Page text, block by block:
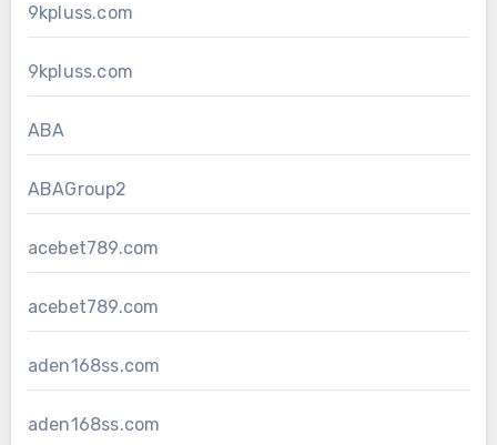
9kpluss.com
9kpluss.com
ABA
ABAGroup2
acebet789.com
acebet789.com
aden168ss.com
aden168ss.com